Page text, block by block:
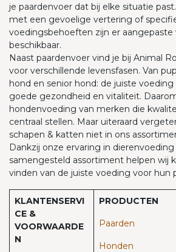
je paardenvoer dat bij elke situatie
met een gevoelige vertering of
voedingsbehoeften zijn er aangepaste
beschikbaar.
Naast paardenvoer vind je bij Animal
voor verschillende levensfasen. Van
hond en senior hond: de juiste voeding
goede gezondheid en vitaliteit.
hondenvoeding van merken die
centraal stellen. Maar uiteraard
schapen & katten niet in ons
Dankzij onze ervaring in
samengesteld assortiment helpen wij
vinden van de juiste voeding voor hun
KLANTENSERVI
CE &
VOORWAARDE
N
PRODUCTEN
Paarden​
Honden